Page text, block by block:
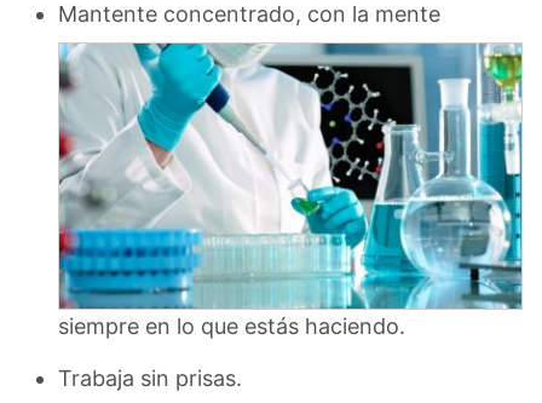
Mantente concentrado, con la mente
siempre en lo que estás haciendo.
Trabaja sin prisas.